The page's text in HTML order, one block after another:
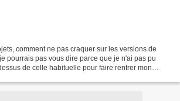
comment ne pas craquer sur les versions de
pourrais pas vous dire parce que je n'ai pas pu
de celle habituelle pour faire rentrer mon